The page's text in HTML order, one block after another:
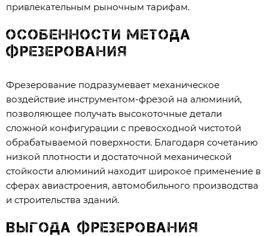
привлекательным рыночным тарифам.
Особенности метода
фрезерования
Фрезерование подразумевает механическое
воздействие инструментом-фрезой на алюминий,
позволяющее получать высокоточные детали
сложной конфигурации с превосходной чистотой
обрабатываемой поверхности. Благодаря сочетанию
низкой плотности и достаточной механической
стойкости алюминий находит широкое применение в
сферах авиастроения, автомобильного производства
и строительства зданий.
Выгода фрезерования